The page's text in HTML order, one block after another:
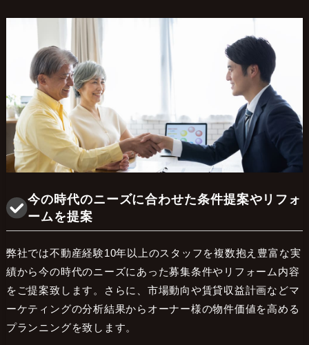
今の時代のニーズに合わせた条件提案やリフォ
ームを提案
弊社では不動産経験10年以上のスタッフを複数抱え豊富な実
績から今の時代のニーズにあった募集条件やリフォーム内容
をご提案致します。さらに、市場動向や賃貸収益計画などマ
ーケティングの分析結果からオーナー様の物件価値を高める
プランニングを致します。